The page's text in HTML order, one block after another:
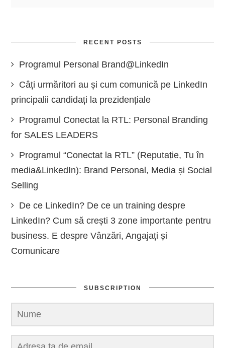
RECENT POSTS
Programul Personal Brand@LinkedIn
Câți urmăritori au și cum comunică pe LinkedIn
principalii candidați la prezidențiale
Programul Conectat la RTL: Personal Branding
for SALES LEADERS
Programul “Conectat la RTL” (Reputație, Tu în
media&LinkedIn): Brand Personal, Media și Social
Selling
De ce LinkedIn? De ce un training despre
LinkedIn? Cum să crești 3 zone importante pentru
business. E despre Vânzări, Angajați și
Comunicare
SUBSCRIPTION